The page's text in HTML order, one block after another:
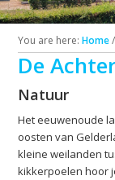
You are here:Home/
De
Natuur
Het eeuwenoude
oosten van
kleine weilanden
kikkerpoelen hoor